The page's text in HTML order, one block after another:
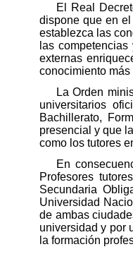
El Real
dispone que en
establezca las
las
externas
conocimiento
La Orden
universitarios
Bachillerato,
presencial y que
como los tutores
En
Profesores
Secundaria
Universidad
de ambas
universidad y por
la formación